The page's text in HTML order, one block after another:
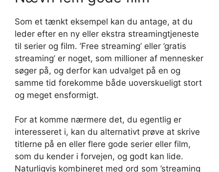
Som et tænkt eksempel kan du antage, at du
leder efter en ny eller ekstra streamingtjeneste
til serier og film. ’Free streaming’ eller ’gratis
streaming’ er noget, som millioner af mennesker
søger på, og derfor kan udvalget på en og
samme tid forekomme både uoverskueligt stort
og meget ensformigt.
For at komme nærmere det, du egentlig er
interesseret i, kan du alternativt prøve at skrive
titlerne på en eller flere gode serier eller film,
som du kender i forvejen, og godt kan lide.
Naturligvis kombineret med ord som ’streaming